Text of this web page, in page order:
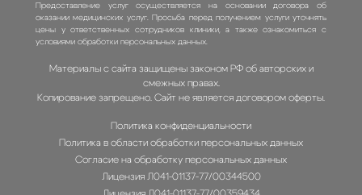
Предоставление услуг осуществляется на основании договора об
оказании медицинских услуг. Просьба перед получением услуги уточнять
цены у ответственных сотрудников клиники, а также ознакомиться с
условиями обработки персональных данных.
Материалы с сайта защищены законом РФ об авторских и
смежных правах.
Копирование запрещено. Сайт не является договором оферты.
Политика конфиденциальности
Политика в области обработки персональных данных
Согласие на обработку персональных данных
Лицензия Л041-01137-77/00344500
Лицензия Л041-01137-77/00359434